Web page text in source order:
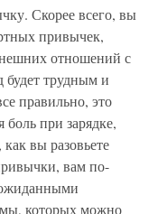
Скорее всего, вы
привычек,
отношений с
трудным и
правильно, это
при зарядке,
вы разовьете
вам по-
которых можно